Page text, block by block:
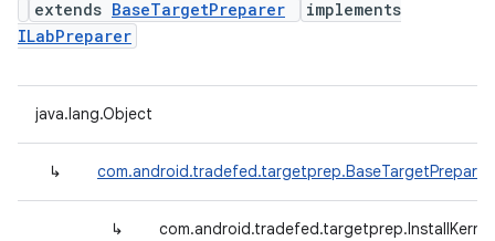
extends BaseTargetPreparer
implements
ILabPreparer
java.lang.Object
↳ com.android.tradefed.targetprep.BaseTargetPreparer
↳